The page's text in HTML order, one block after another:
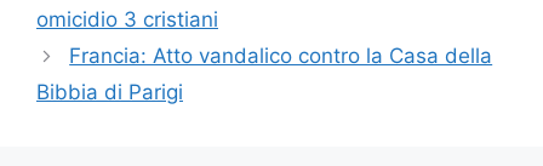
omicidio 3 cristiani
Francia: Atto vandalico contro la Casa della
Bibbia di Parigi